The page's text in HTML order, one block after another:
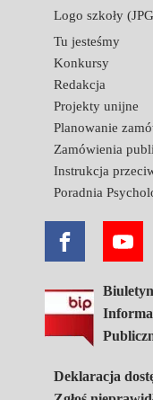
Logo szkoły
Tu jesteśmy
Konkursy
Redakcja
Projekty unijne
Planowanie
Zamówienia
Instrukcja
Poradnia
Biuletyn
Deklaracja